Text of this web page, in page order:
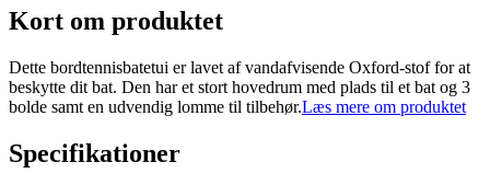
Kort om produktet
Dette bordtennisbatetui er lavet af vandafvisende Oxford-stof for at
beskytte dit bat. Den har et stort hovedrum med plads til et bat og 3
bolde samt en udvendig lomme til tilbehør.Læs mere om produktet
Specifikationer